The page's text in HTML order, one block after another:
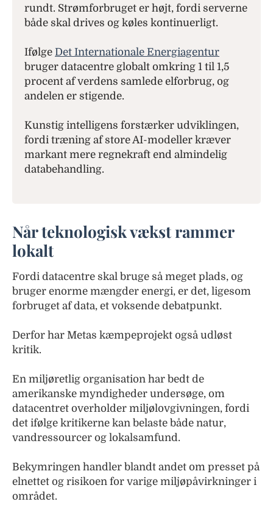
rundt. Strømforbruget er højt, fordi serverne
både skal drives og køles kontinuerligt.
Ifølge Det Internationale Energiagentur
bruger datacentre globalt omkring 1 til 1,5
procent af verdens samlede elforbrug, og
andelen er stigende.
Kunstig intelligens forstærker udviklingen,
fordi træning af store AI-modeller kræver
markant mere regnekraft end almindelig
databehandling.
Når teknologisk vækst rammer
lokalt
Fordi datacentre skal bruge så meget plads, og
bruger enorme mængder energi, er det, ligesom
forbruget af data, et voksende debatpunkt.
Derfor har Metas kæmpeprojekt også udløst
kritik.
En miljøretlig organisation har bedt de
amerikanske myndigheder undersøge, om
datacentret overholder miljølovgivningen, fordi
det ifølge kritikerne kan belaste både natur,
vandressourcer og lokalsamfund.
Bekymringen handler blandt andet om presset på
elnettet og risikoen for varige miljøpåvirkninger i
området.